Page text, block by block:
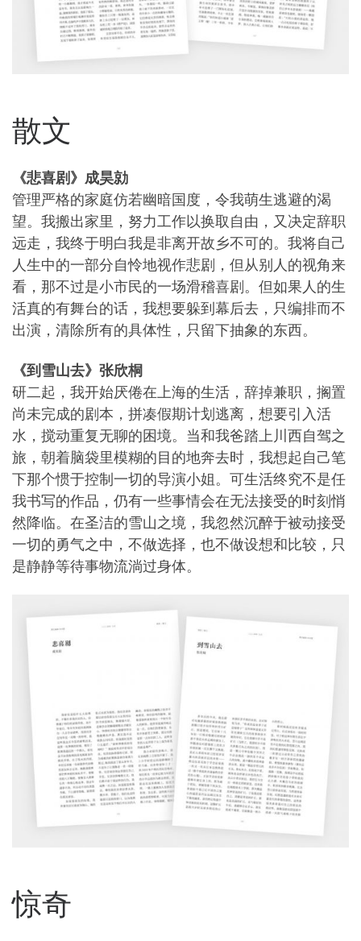
散文
《悲喜剧》成昊勍
管理严格的家庭仿若幽暗国度，令我萌生逃避的渴
望。我搬出家里，努力工作以换取自由，又决定辞职
远走，我终于明白我是非离开故乡不可的。我将自己
人生中的一部分自怜地视作悲剧，但从别人的视角来
看，那不过是小市民的一场滑稽喜剧。但如果人的生
活真的有舞台的话，我想要躲到幕后去，只编排而不
出演，清除所有的具体性，只留下抽象的东西。
《到雪山去》张欣桐
研二起，我开始厌倦在上海的生活，辞掉兼职，搁置
尚未完成的剧本，拼凑假期计划逃离，想要引入活
水，搅动重复无聊的困境。当和我爸踏上川西自驾之
旅，朝着脑袋里模糊的目的地奔去时，我想起自己笔
下那个惯于控制一切的导演小姐。可生活终究不是任
我书写的作品，仍有一些事情会在无法接受的时刻悄
然降临。在圣洁的雪山之境，我忽然沉醉于被动接受
一切的勇气之中，不做选择，也不做设想和比较，只
是静静等待事物流淌过身体。
惊奇